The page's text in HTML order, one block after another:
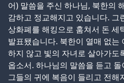
어) 말씀을 주신 하나님, 북한의
감하고 정교해지고 있습니다. 그
상화폐를 해킹으로 훔쳐서 돈 세
발표됐습니다. 북한이 열매 없는
하지 않고 빛의 자녀로 살아가도
옵소서. 하나님의 말씀을 듣고
그들의 귀에 복음이 들리고 전해